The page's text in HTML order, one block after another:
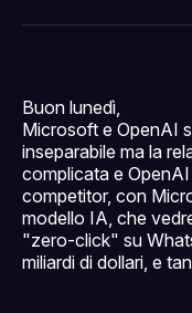
Facebook
Buon lunedì,
Microsoft e OpenAI
inseparabile ma la
complicata e
competitor, con
modello IA, che
"zero-click" su
miliardi di dollari, e